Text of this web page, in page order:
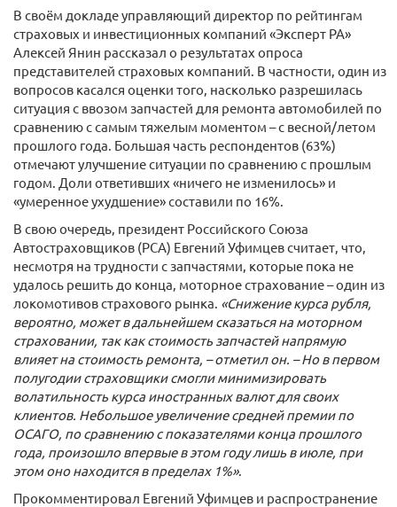
В своём докладе управляющий директор по рейтингам
страховых и инвестиционных компаний «Эксперт РА»
Алексей Янин рассказал о результатах опроса
представителей страховых компаний. В частности, один из
вопросов касался оценки того, насколько разрешилась
ситуация с ввозом запчастей для ремонта автомобилей по
сравнению с самым тяжелым моментом – с весной/летом
прошлого года. Большая часть респондентов (63%)
отмечают улучшение ситуации по сравнению с прошлым
годом. Доли ответивших «ничего не изменилось» и
«умеренное ухудшение» составили по 16%.
В свою очередь, президент Российского Союза
Автостраховщиков (РСА) Евгений Уфимцев считает, что,
несмотря на трудности с запчастями, которые пока не
удалось решить до конца, моторное страхование – один из
локомотивов страхового рынка. «Снижение курса рубля,
вероятно, может в дальнейшем сказаться на моторном
страховании, так как стоимость запчастей напрямую
влияет на стоимость ремонта, – отметил он. – Но в первом
полугодии страховщики смогли минимизировать
волатильность курса иностранных валют для своих
клиентов. Небольшое увеличение средней премии по
ОСАГО, по сравнению с показателями конца прошлого
года, произошло впервые в этом году лишь в июле, при
этом оно находится в пределах 1%».
Прокомментировал Евгений Уфимцев и распространение